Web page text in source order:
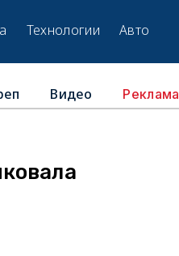
Технологии Авто
Видео Реклама